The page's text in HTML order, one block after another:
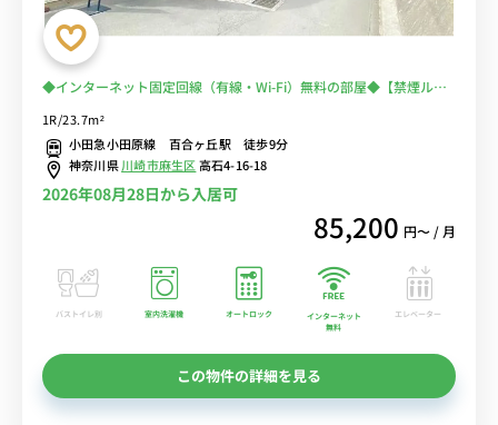
◆インターネット固定回線（有線・Wi-Fi）無料の部屋◆【禁煙ルー
物AL＆室内洗濯機完備/小田急小田原線利用で読売ランド前駅＆新百
合ヶ丘駅まで1駅、成城学園前駅まで乗換なしでアクセス
1R/23.7m²
小田急小田原線 百合ヶ丘駅 徒歩9分
神奈川県川崎市麻生区高石4-16-18
2026年08月28日から入居可
85,200 円〜 / 月
バストイレ別 室内洗濯機 オートロック
インターネット
無料
エレベーター
この物件の詳細を見る